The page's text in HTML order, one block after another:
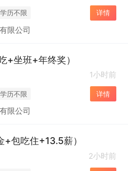
学历不限 详情
限公司
+坐班+年终奖）
1小时前
学历不限 详情
限公司
包吃住+13.5薪）
2小时前